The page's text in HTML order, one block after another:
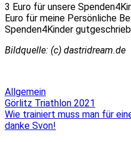
3 Euro für unsere
Euro für meine Persönliche
Spenden4Kinder
Bildquelle: (c) dastridream.de
Allgemein
Beitragsnavigation
Görlitz Triathlon 2021
Wie trainiert muss man für
danke Svon!